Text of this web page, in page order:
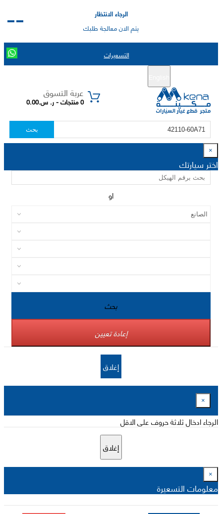
الرجاء الانتظار
يتم الان معالجة طلبك
التسعيرات
عربة التسوق
0 منتجات - ر. س.0.00
بحث
×
اختر سيارتك
او
بحث
إعادة تعيين
إغلاق
×
الرجاء ادخال ثلاثة حروف على الاقل
إغلاق
×
معلومات التسعيرة